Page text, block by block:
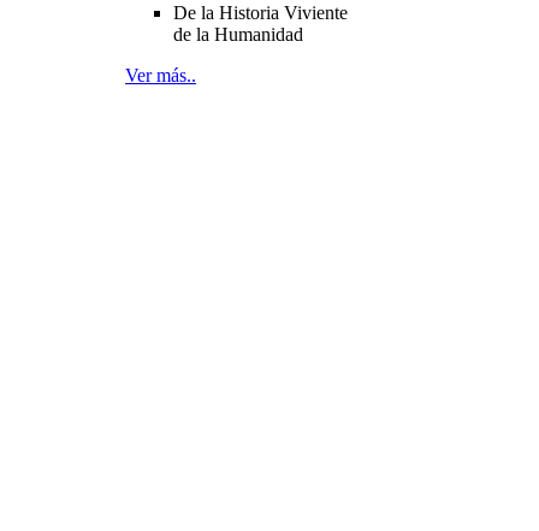
De la Historia Viviente
de la Humanidad
Ver más..